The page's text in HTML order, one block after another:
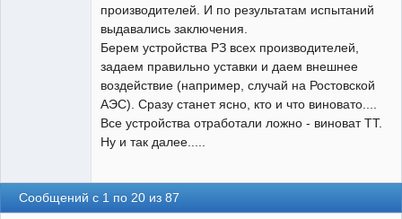
производителей. И по результатам испытаний
выдавались заключения.
Берем устройства РЗ всех производителей,
задаем правильно уставки и даем внешнее
воздействие (например, случай на Ростовской
АЭС). Сразу станет ясно, кто и что виновато....
Все устройства отработали ложно - виноват ТТ.
Ну и так далее.....
Сообщений с 1 по 20 из 87